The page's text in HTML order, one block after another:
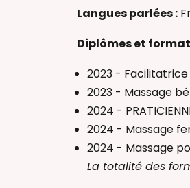
Langues parlées :
Diplômes et
2023 -
2023 - Massage
2024 -
2024 - Massage
2024 - Massage
La totalité des